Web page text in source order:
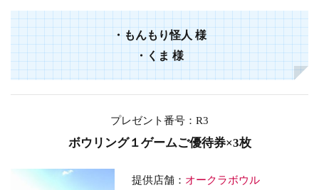
・もんもり怪人様
・くま様
プレゼント番号：R3
ボウリング１ゲームご優待券×3枚
提供店舗： オークラボウル